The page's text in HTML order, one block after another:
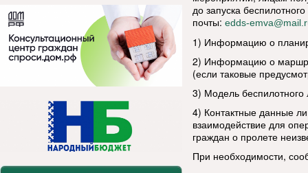
до запуска
почты: edds-
1) Информацию о
2) Информацию о
(если таковые
3) Модель беспилотного
4) Контактные данные
взаимодействие для
граждан о пролете
При необходимости,